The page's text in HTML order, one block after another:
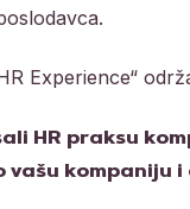
Experience“
HR praksu
vašu kompaniju